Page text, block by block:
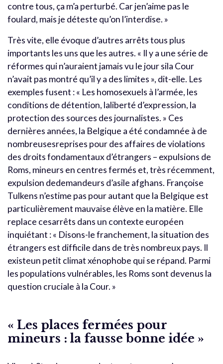
contre tous, ça m’a perturbé. Car jen’aime pas le
foulard, mais je déteste qu’on l’interdise. »
Très vite, elle évoque d’autres arrêts tous plus
importants les uns que les autres. « Il y a une série de
réformes qui n’auraient jamais vu le jour sila Cour
n’avait pas montré qu’il y a des limites », dit-elle. Les
exemples fusent : « Les homosexuels à l’armée, les
conditions de détention, laliberté d’expression, la
protection des sources des journalistes. » Ces
dernières années, la Belgique a été condamnée à de
nombreusesreprises pour des affaires de violations
des droits fondamentaux d’étrangers – expulsions de
Roms, mineurs en centres fermés et, très récemment,
expulsion dedemandeurs d’asile afghans. Françoise
Tulkens n’estime pas pour autant que la Belgique est
particulièrement mauvaise élève en la matière. Elle
replace cesarrêts dans un contexte européen
inquiétant : « Disons-le franchement, la situation des
étrangers est difficile dans de très nombreux pays. Il
existeun petit climat xénophobe qui se répand. Parmi
les populations vulnérables, les Roms sont devenus la
question cruciale à la Cour. »
« Les places fermées pour
mineurs : la fausse bonne idée »